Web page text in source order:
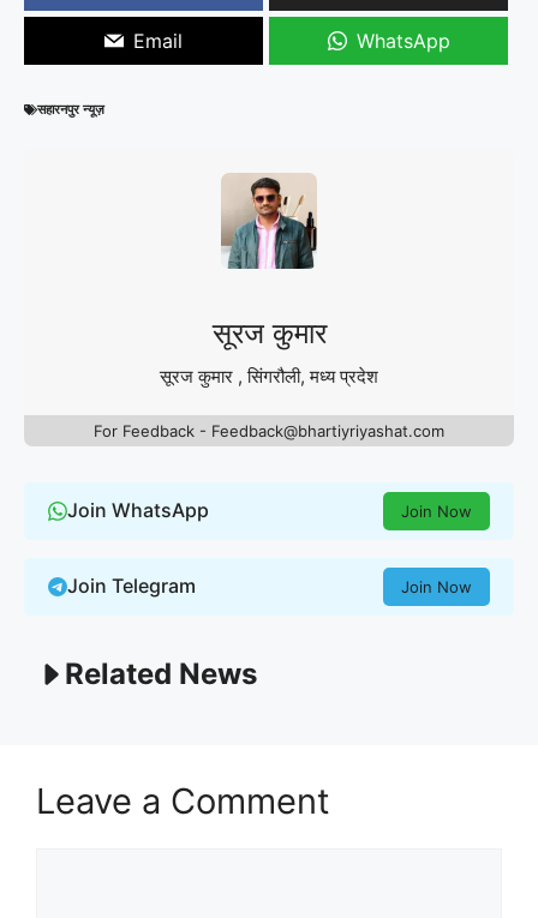
Email WhatsApp
सहारनपुर न्यूज़
सूरज कुमार
सूरज कुमार , सिंगरौली, मध्य प्रदेश
For Feedback - Feedback@bhartiyriyashat.com
Join WhatsApp Join Now
Join Telegram Join Now
Related News
Leave a Comment